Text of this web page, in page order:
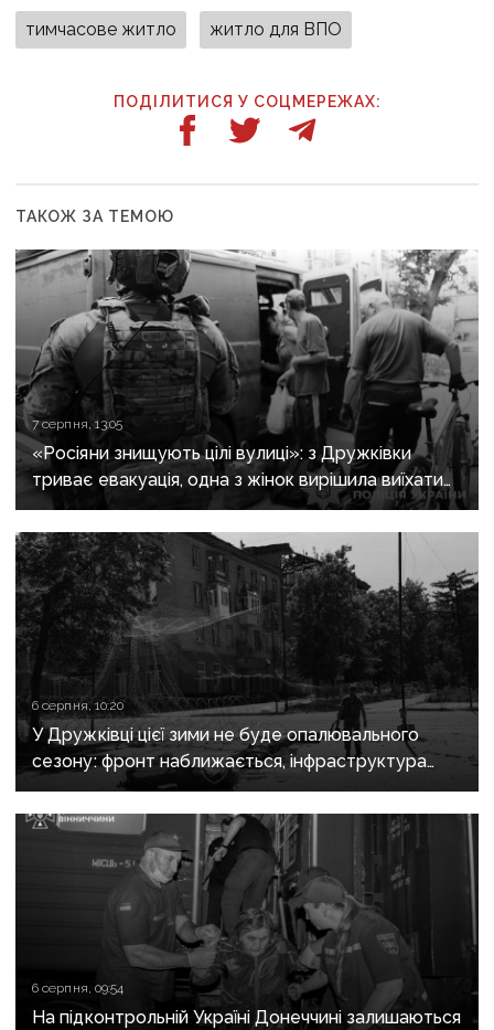
тимчасове житло житло для ВПО
ПОДІЛИТИСЯ У СОЦМЕРЕЖАХ:
ТАКОЖ ЗА ТЕМОЮ
7 серпня, 13:05
«Росіяни знищують цілі вулиці»: з Дружківки
триває евакуація, одна з жінок вирішила виїхати
після загибелі чоловіка
6 серпня, 10:20
У Дружківці цієї зими не буде опалювального
сезону: фронт наближається, інфраструктура
критично зруйнована
6 серпня, 09:54
На підконтрольній Україні Донеччині залишаються